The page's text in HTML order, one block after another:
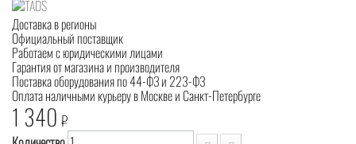
Доставка в регионы
Официальный поставщик
Работаем с юридическими лицами
Гарантия от магазина и производителя
Поставка оборудования по 44-ФЗ и 223-ФЗ
Оплата наличными курьеру в Москве и Санкт-Петербурге
1 340 ₽